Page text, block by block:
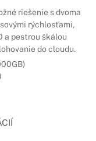
riešenie s dvoma
rýchlosťami,
a pestrou škálou
do cloudu.